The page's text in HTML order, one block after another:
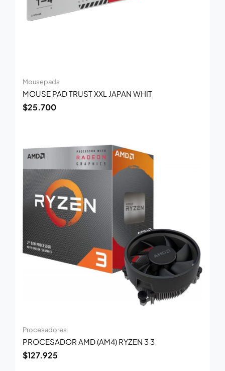
Mousepads
MOUSE PAD TRUST XXL JAPAN WHIT
$25.700
Procesadores
PROCESADOR AMD (AM4) RYZEN 3 3
$127.925